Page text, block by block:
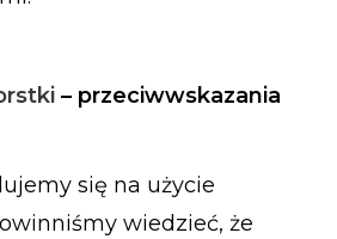
– przeciwwskazania
się na użycie
wiedzieć, że